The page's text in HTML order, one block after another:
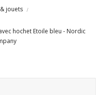
jouets
hochet Etoile bleu - Nordic